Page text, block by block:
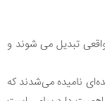
واقعی تبدیل می شوند و
نامیده می‌شدند که